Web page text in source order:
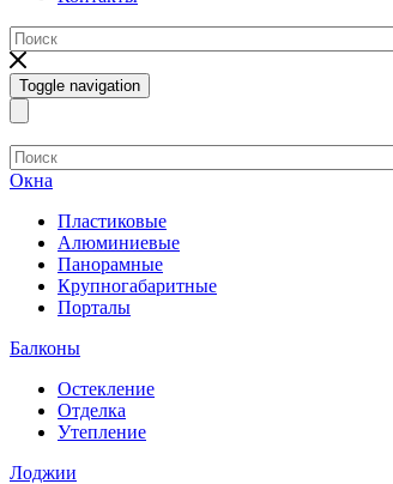
Toggle navigation
Окна
Пластиковые
Алюминиевые
Панорамные
Крупногабаритные
Порталы
Балконы
Остекление
Отделка
Утепление
Лоджии